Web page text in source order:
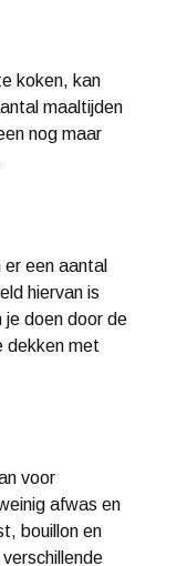
koken, kan
maaltijden
nog maar
een aantal
hiervan is
je doen door de
dekken met
voor
afwas en
bouillon en